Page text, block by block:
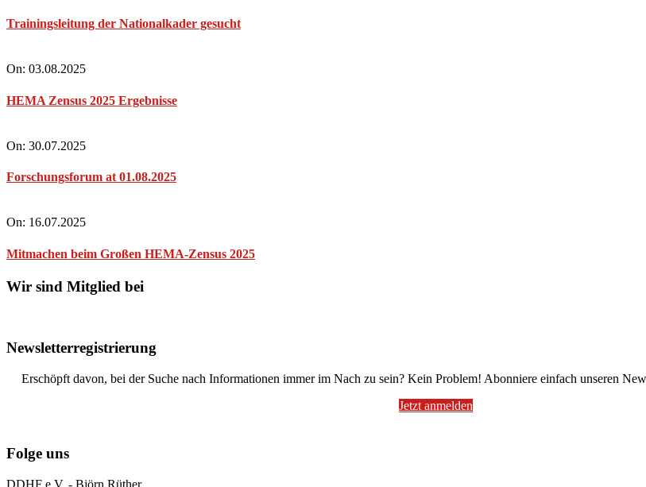
Trainingsleitung der Nationalkader gesucht
On: 03.08.2025
HEMA Zensus 2025 Ergebnisse
On: 30.07.2025
Forschungsforum at 01.08.2025
On: 16.07.2025
Mitmachen beim Großen HEMA-Zensus 2025
Wir sind Mitglied bei
Newsletterregistrierung
Erschöpft davon, bei der Suche nach Informationen immer im Nach zu sein? Kein Problem! Abonniere einfach unseren
Jetzt anmelden
Folge uns
DDHF e.V. - Björn Rüther